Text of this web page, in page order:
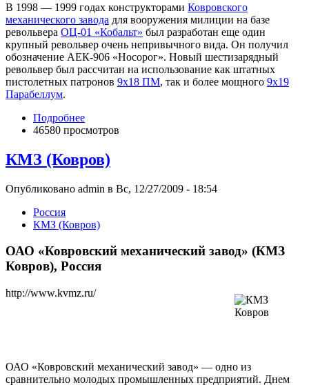
В 1998 — 1999 годах конструкторами Ковровского
механического завода для вооружения милиции на базе
револьвера ОЦ-01 «Кобальт» был разработан еще один
крупный револьвер очень непривычного вида. Он получил
обозначение АЕК-906 «Носорог». Новый шестизарядный
револьвер был рассчитан на использование как штатных
пистолетных патронов 9х18 ПМ, так и более мощного 9х19
Парабеллум.
Подробнее
46580 просмотров
КМЗ (Ковров)
Опубликовано admin в Вс, 12/27/2009 - 18:54
Росcия
КМЗ (Ковров)
ОАО «Ковровский механический завод» (КМЗ
Ковров), Россия
http://www.kvmz.ru/
ОАО «Ковровский механический завод» — одно из
сравнительно молодых промышленных предприятий. Днем